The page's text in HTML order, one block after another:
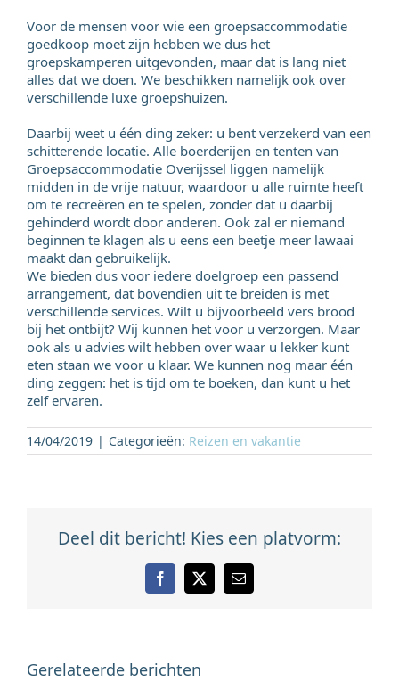
Voor de mensen voor wie een groepsaccommodatie
goedkoop moet zijn hebben we dus het
groepskamperen uitgevonden, maar dat is lang niet
alles dat we doen. We beschikken namelijk ook over
verschillende luxe groepshuizen.
Daarbij weet u één ding zeker: u bent verzekerd van een
schitterende locatie. Alle boerderijen en tenten van
Groepsaccommodatie Overijssel liggen namelijk
midden in de vrije natuur, waardoor u alle ruimte heeft
om te recreëren en te spelen, zonder dat u daarbij
gehinderd wordt door anderen. Ook zal er niemand
beginnen te klagen als u eens een beetje meer lawaai
maakt dan gebruikelijk.
We bieden dus voor iedere doelgroep een passend
arrangement, dat bovendien uit te breiden is met
verschillende services. Wilt u bijvoorbeeld vers brood
bij het ontbijt? Wij kunnen het voor u verzorgen. Maar
ook als u advies wilt hebben over waar u lekker kunt
eten staan we voor u klaar. We kunnen nog maar één
ding zeggen: het is tijd om te boeken, dan kunt u het
zelf ervaren.
14/04/2019 | Categorieën: Reizen en vakantie
Deel dit bericht! Kies een platvorm:
Facebook
X
E-
Gerelateerde berichten